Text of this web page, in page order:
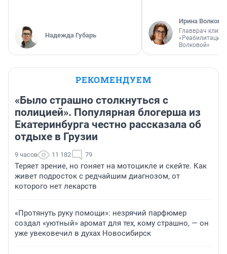
Надежда Губарь
Ирина Волкова
Главврач
«Реабилитация
Волковой»
РЕКОМЕНДУЕМ
«Было страшно столкнуться с
полицией». Популярная блогерша из
Екатеринбурга честно рассказала об
отдыхе в Грузии
9 часов 11 182 79
Теряет зрение, но гоняет на мотоцикле и скейте. Как
живет подросток с редчайшим диагнозом, от
которого нет лекарств
«Протянуть руку помощи»: незрячий парфюмер
создал «уютный» аромат для тех, кому страшно, — он
уже увековечил в духах Новосибирск